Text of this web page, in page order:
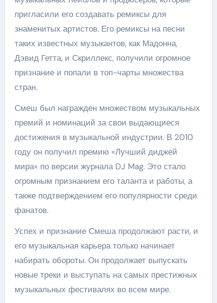
пригласили его создавать ремиксы для
знаменитых артистов. Его ремиксы на песни
таких известных музыкантов, как Мадонна,
Дэвид Гетта, и Скриллекс, получили огромное
признание и попали в топ-чарты множества
стран.
Смеш был награжден множеством музыкальных
премий и номинаций за свои выдающиеся
достижения в музыкальной индустрии. В 2010
году он получил премию «Лучший диджей
мира» по версии журнала DJ Mag. Это стало
огромным признанием его таланта и работы, а
также подтверждением его популярности среди
фанатов.
Успех и признание Смеша продолжают расти, и
его музыкальная карьера только начинает
набирать обороты. Он продолжает выпускать
новые треки и выступать на самых престижных
музыкальных фестивалях во всем мире.